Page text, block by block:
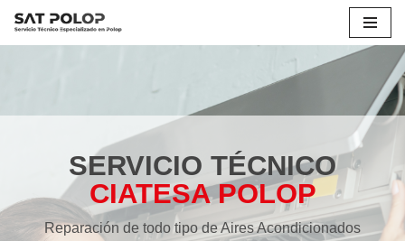
Saltar
SERVICIO TÉCNICO
CIATESA POLOP
Reparación de todo tipo de Aires Acondicionados